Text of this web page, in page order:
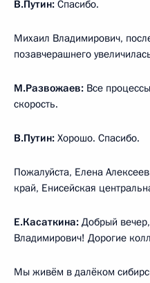
В.Путин: Спасибо.
Михаил Владимирович,
позавчерашнего
М.Развожаев: Все
скорость.
В.Путин: Хорошо. Спасибо.
Пожалуйста, Елена
край, Енисейская
Е.Касаткина: Добрый
Владимирович! Дорогие
Мы живём в далёком